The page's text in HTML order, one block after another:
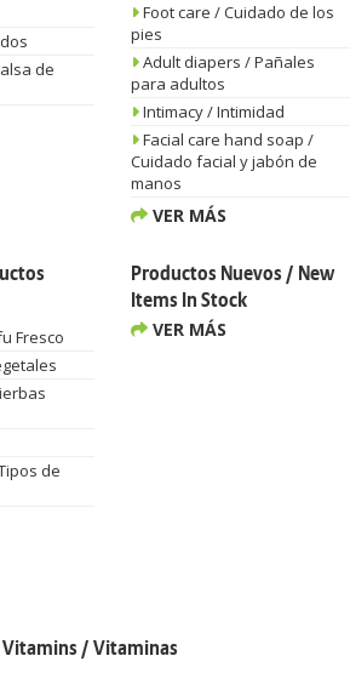
de
Foot care / Cuidado de los
pies
Adult diapers / Pañales
para adultos
Intimacy / Intimidad
Facial care hand soap /
Cuidado facial y jabón de
manos
VER MÁS
Fresco
de
Productos Nuevos / New
Items In Stock
VER MÁS
Vitamins / Vitaminas